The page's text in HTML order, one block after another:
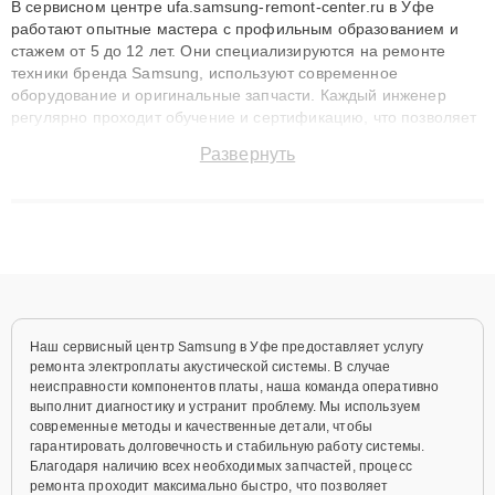
В сервисном центре ufa.samsung-remont-center.ru в Уфе
работают опытные мастера с профильным образованием и
стажем от 5 до 12 лет. Они специализируются на ремонте
техники бренда Samsung, используют современное
оборудование и оригинальные запчасти. Каждый инженер
регулярно проходит обучение и сертификацию, что позволяет
технику с сохранением гарантии до 3 лет. Наши мастера
Развернуть
Наш сервисный центр Samsung в Уфе предоставляет услугу
ремонта электроплаты акустической системы. В случае
неисправности компонентов платы, наша команда оперативно
выполнит диагностику и устранит проблему. Мы используем
современные методы и качественные детали, чтобы
гарантировать долговечность и стабильную работу системы.
Благодаря наличию всех необходимых запчастей, процесс
ремонта проходит максимально быстро, что позволяет